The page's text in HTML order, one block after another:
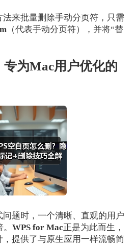
法来批量删除手动分页符，只需
（代表手动分页符），并将“替
为Mac用户优化的
题时，一个清晰、直观的用户
WPS for Mac正是为此而生，
，提供了与原生应用一样流畅简